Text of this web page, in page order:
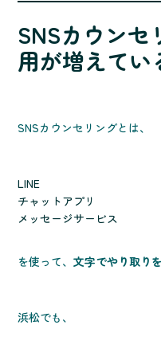
SNSカウンセ
用が増えてい
SNSカウンセリングとは、
LINE
チャットアプリ
メッセージサービス
を使って、文字でやり取り
浜松でも、